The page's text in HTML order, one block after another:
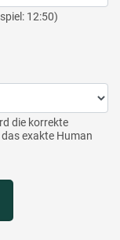
12:50)
die korrekte
exakte Human